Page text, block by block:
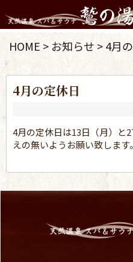
HOME > お知らせ >4月
4月の定休日
4月の定休日は13日（月）と
えの無いようお願い致します。